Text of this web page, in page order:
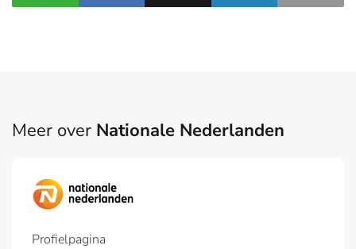
Meer over Nationale Nederlanden
Profielpagina